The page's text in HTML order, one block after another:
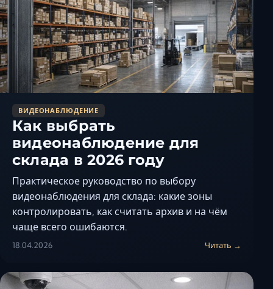
ВИДЕОНАБЛЮДЕНИЕ
Как выбрать
видеонаблюдение для
склада в 2026 году
Практическое руководство по выбору
видеонаблюдения для склада: какие зоны
контролировать, как считать архив и на чём
чаще всего ошибаются.
18.04.2026 Читать →